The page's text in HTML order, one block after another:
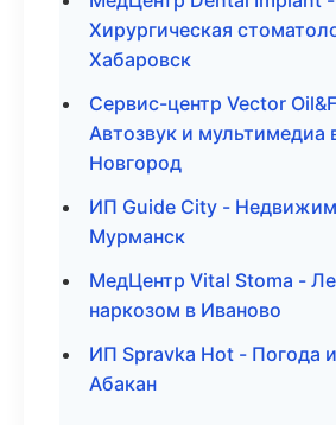
Хирургическая
Хабаровск
Сервис-центр Vector
Автозвук и мультимедиа
Новгород
ИП Guide City -
Мурманск
МедЦентр Vital Stoma -
наркозом в Иваново
ИП Spravka Hot - Погода
Абакан